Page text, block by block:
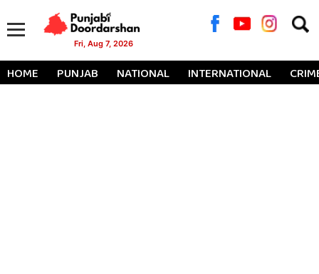
Fri, Aug 7, 2026
for:
HOME PUNJAB NATIONAL INTERNATIONAL